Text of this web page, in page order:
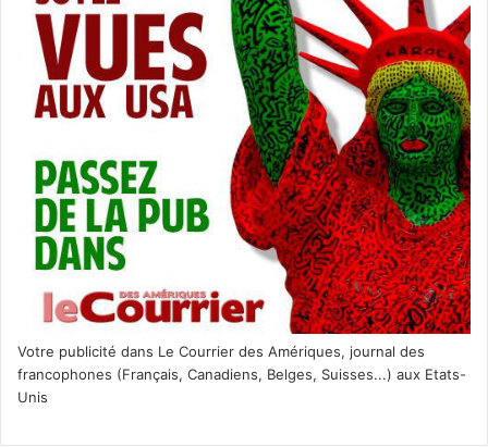
Votre publicité dans Le Courrier des Amériques, journal des
francophones (Français, Canadiens, Belges, Suisses...) aux Etats-
Unis